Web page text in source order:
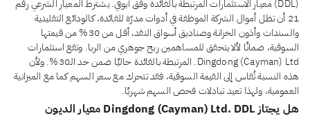
(DDL) معيار الاستثمارات المرتبطة بالفائدة وفق أيوفي. يشترط المعيار الشرعي رقم
21 أن تظل أموال الشركة الموظفة في أدوات مدرّة للفائدة، كالودائع التقليدية
والسندات وأذون الخزانة وصناديق أسواق النقد، أقل من 30% من قيمتها
السوقية، ضمانًا لألا يتحقق للمساهمين ربح جوهري من الربا. وتقع استثمارات
Dingdong (Cayman) Ltd. المرتبطة بالفائدة حاليًا ضمن حد الـ30%. ولأن
هذه النسبة تُقاس إلى القيمة السوقية، فقد تتحرك مع سعر السهم كما مع الميزانية
العمومية، ولهذا تعيد تبادلات فحص السهم شهريًا.
هل يجتاز Dingdong (Cayman) Ltd. DDL معيار الديون